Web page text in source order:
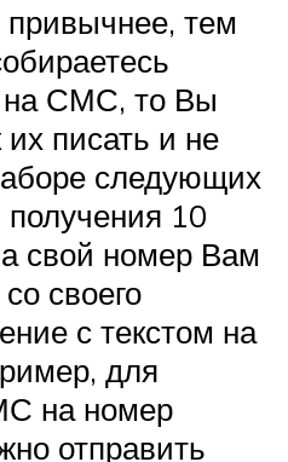
привычнее, тем
на СМС, то Вы
их писать и не
следующих
10
свой номер Вам
своего
с текстом на
для
на номер
отправить